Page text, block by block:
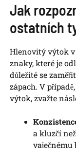
Jak
ostatních
Hlenovitý výtok v
znaky, které je
důležité se
zápach. V
výtok, zvažte
a kluzčí
vaječnému